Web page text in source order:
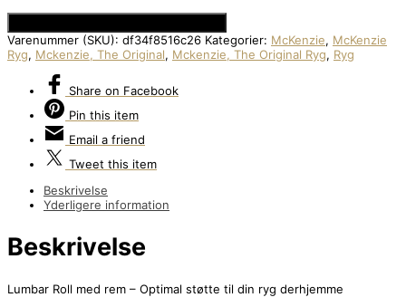
Varenummer (SKU): df34f8516c26 Kategorier: McKenzie, McKenzie
Ryg, Mckenzie, The Original, Mckenzie, The Original Ryg, Ryg
Share on Facebook
Pin this item
Email a friend
Tweet this item
Beskrivelse
Yderligere information
Beskrivelse
Lumbar Roll med rem – Optimal støtte til din ryg derhjemme